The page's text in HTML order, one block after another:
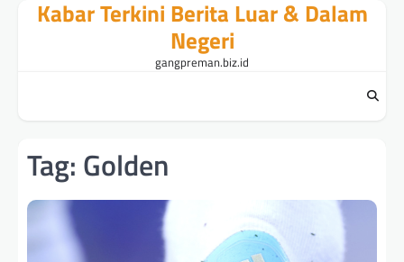
Kabar Terkini Berita Luar & Dalam
Negeri
gangpreman.biz.id
Tag: Golden